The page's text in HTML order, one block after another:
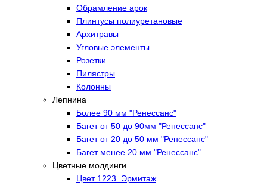
Обрамление арок
Плинтусы полиуретановые
Архитравы
Угловые элементы
Розетки
Пилястры
Колонны
Лепнина
Более 90 мм "Ренессанс"
Багет от 50 до 90мм "Ренессанс"
Багет от 20 до 50 мм "Ренессанс"
Багет менее 20 мм "Ренессанс"
Цветные молдинги
Цвет 1223. Эрмитаж